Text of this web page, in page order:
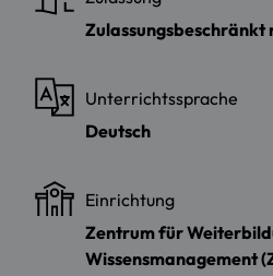
Unterrichtssprache
Deutsch
Einrichtung
Zentrum für
Wissensmanagement